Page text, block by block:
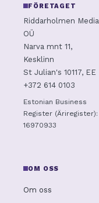
FÖRETAGET
Riddarholmen Media
OÜ
Narva mnt 11,
Kesklinn
St Julian's 10117, EE
+372 614 0103
Estonian Business
Register (Äriregister):
16970933
OM OSS
Om oss